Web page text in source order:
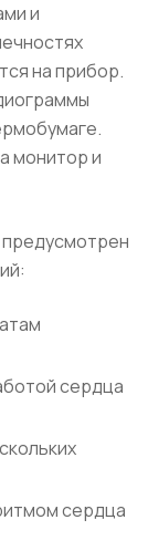
и
на прибор.
монитор и
сердца
сердца